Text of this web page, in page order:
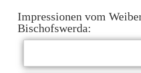
Impressionen vom
Bischofswerda: